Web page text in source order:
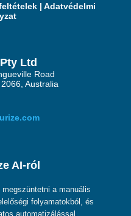
| Adatvédelmi
Ltd
Road
Australia
AI-ról
a manuális
folyamatokból, és
automatizálással.